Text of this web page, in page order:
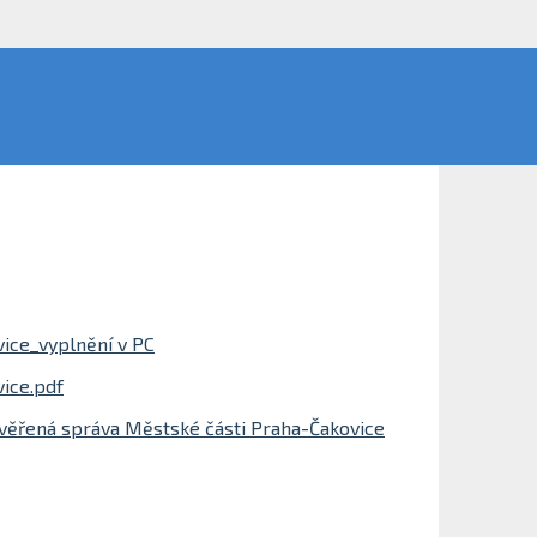
v PC
správa Městské části Praha-Čakovice